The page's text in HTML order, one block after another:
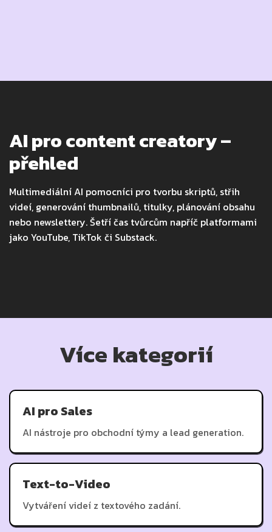
AI pro content creatory –
přehled
Multimediální AI pomocníci pro tvorbu skriptů, střih
videí, generování thumbnailů, titulky, plánování obsahu
nebo newslettery. Šetří čas tvůrcům napříč platformami
jako YouTube, TikTok či Substack.
Více kategorií
AI pro Sales
AI nástroje pro obchodní týmy a lead generation.
Text-to-Video
Vytváření videí z textového zadání.